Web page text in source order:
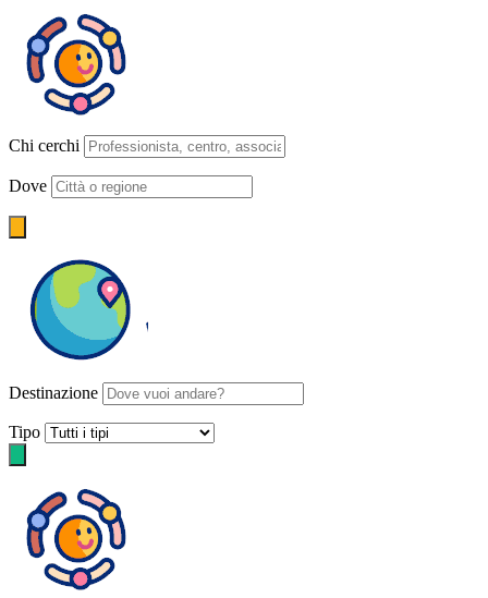
Chi cerchi
Dove
Destinazione
Tipo